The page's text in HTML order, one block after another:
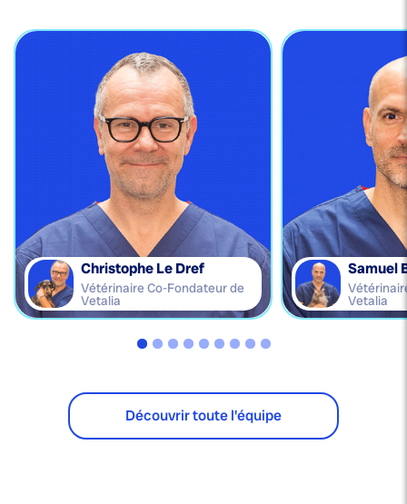
Christophe Le Dref
Vétérinaire Co-Fondateur de
Vetalia
Samuel
Vetalia
Découvrir toute l'équipe